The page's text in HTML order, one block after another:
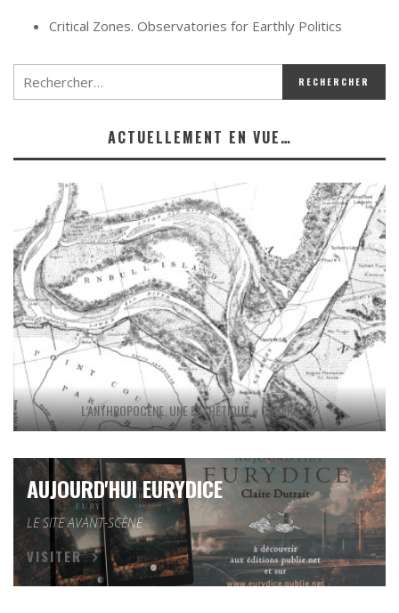
Critical Zones. Observatories for Earthly Politics
ACTUELLEMENT EN VUE…
L’ANTHROPOCÈNE, UNE ESTHÉTIQUE « CANARD » ?
AUJOURD'HUI EURYDICE
LE SITE AVANT-SCÈNE
VISITER